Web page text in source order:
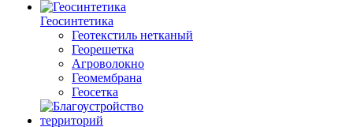
Геосинтетика
Геотекстиль нетканый
Георешетка
Агроволокно
Геомембрана
Геосетка